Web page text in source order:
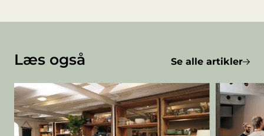
Læs også Se alle artikler